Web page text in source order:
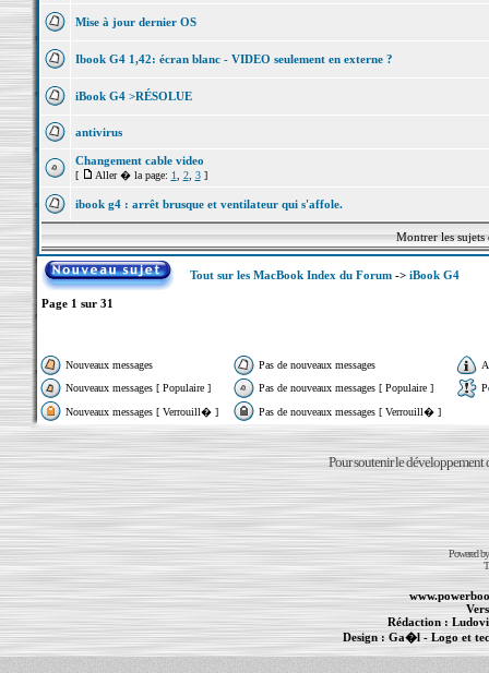
Mise à jour dernier OS
Ibook G4 1,42: écran blanc - VIDEO seulement en externe ?
iBook G4 >RÉSOLUE
antivirus
Changement cable video
[ Aller � la page: 1 2, 3]
ibook g4 : arrêt brusque et ventilateur qui s'affole.
Montrer les
Tout sur les MacBook Index du Forum-> iBook G4
Page 1 sur 31
Nouveaux messages Pas de nouveaux messages
Nouveaux messages [ Populaire ]
Pas de nouveaux messages [ Populaire ]
Nouveaux messages [ Verrouill� ]
Pas de nouveaux messages [ Verrouill� ]
Pour soutenir le développement
Powered
Rédaction :
Design : Ga�l- Logo et